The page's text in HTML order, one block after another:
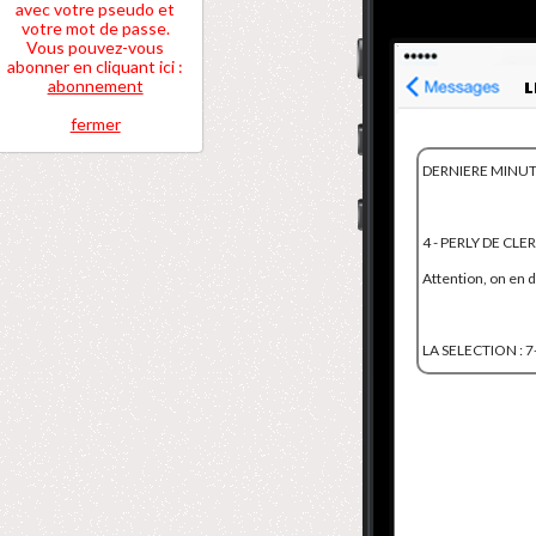
avec votre pseudo et
votre mot de passe.
Vous pouvez-vous
abonner en cliquant ici :
abonnement
fermer
DERNIERE
4 - PERLY DE
Attention, on en
LA SELECTION :